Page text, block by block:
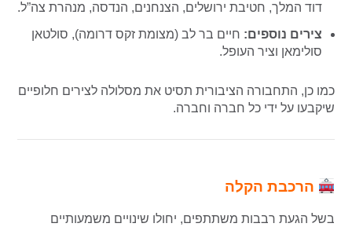
דוד המלך, חטיבת ירושלים, הצנחנים, הנדסה, מנהרת צה”ל.
צירים נוספים: חיים בר לב (מצומת זקס דרומה), סולטאן
סולימאן וציר העופל.
כמו כן, התחבורה הציבורית תסיט את מסלולה לצירים חלופיים
שיקבעו על ידי כל חברה וחברה.
הרכבת הקלה
בשל הגעת רבבות משתתפים, יחולו שינויים משמעותיים